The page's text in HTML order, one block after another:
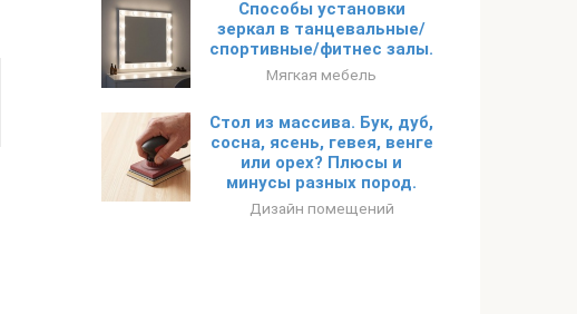
Способы установки
зеркал в танцевальные/
спортивные/фитнес залы.
Мягкая мебель
Стол из массива. Бук, дуб,
сосна, ясень, гевея, венге
или орех? Плюсы и
минусы разных пород.
Дизайн помещений